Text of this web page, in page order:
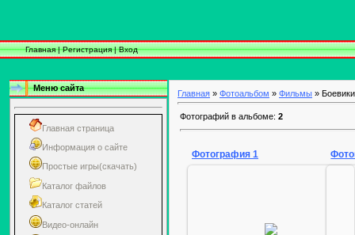
Главная|Регистрация|Вход
Меню сайта
Главная страница
Информация о сайте
Простые игры(скачать)
Каталог файлов
Каталог статей
Видео-онлайн
Главная » Фотоальбом » Фильмы »
Фотографий в альбоме: 2
Фотография 1